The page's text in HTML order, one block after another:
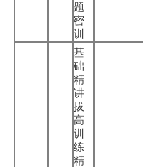
题
密
训
基
础
精
讲
拔
高
训
练
精